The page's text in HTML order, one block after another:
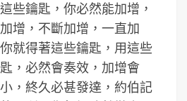
些鑰匙，你必然能加增，
增，不斷加增，一直加
就得著這些鑰匙，用這些
，必然會奏效，加增會
，終久必甚發達，約伯記